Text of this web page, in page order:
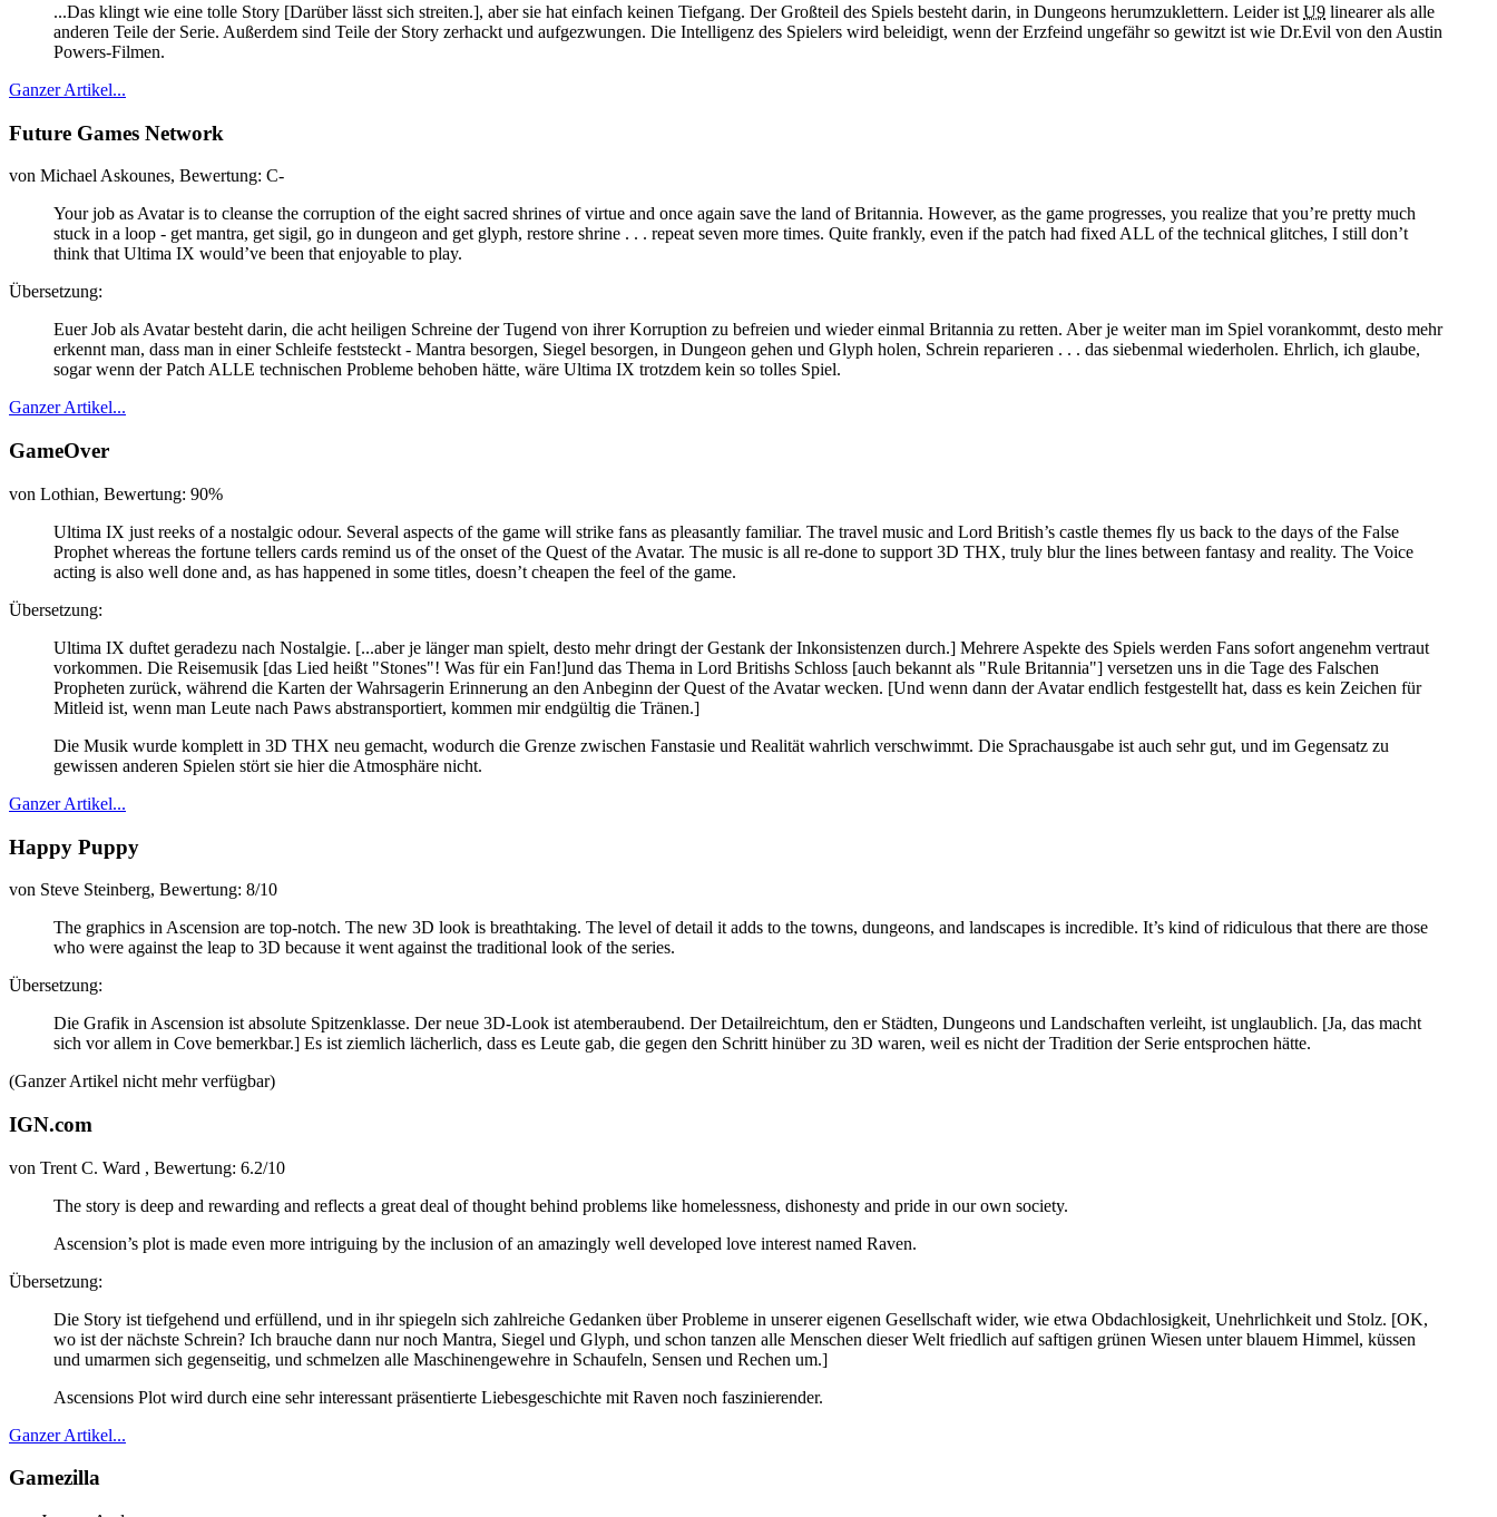
...Das klingt wie eine tolle Story [Darüber lässt sich streiten.], aber sie hat einfach keinen Tiefgang. Der Großteil des Spiels besteht darin, in Dungeons herumzuklettern. Leider ist U9 linearer als alle
anderen Teile der Serie. Außerdem sind Teile der Story zerhackt und aufgezwungen. Die Intelligenz des Spielers wird beleidigt, wenn der Erzfeind ungefähr so gewitzt ist wie Dr.Evil von den Austin
Powers-Filmen.
Ganzer Artikel...
Future Games Network
von Michael Askounes, Bewertung: C-
Your job as Avatar is to cleanse the corruption of the eight sacred shrines of virtue and once again save the land of Britannia. However, as the game progresses, you realize that you’re pretty much
stuck in a loop - get mantra, get sigil, go in dungeon and get glyph, restore shrine . . . repeat seven more times. Quite frankly, even if the patch had fixed ALL of the technical glitches, I still don’t
think that Ultima IX would’ve been that enjoyable to play.
Übersetzung:
Euer Job als Avatar besteht darin, die acht heiligen Schreine der Tugend von ihrer Korruption zu befreien und wieder einmal Britannia zu retten. Aber je weiter man im Spiel vorankommt, desto mehr
erkennt man, dass man in einer Schleife feststeckt - Mantra besorgen, Siegel besorgen, in Dungeon gehen und Glyph holen, Schrein reparieren . . . das siebenmal wiederholen. Ehrlich, ich glaube,
sogar wenn der Patch ALLE technischen Probleme behoben hätte, wäre Ultima IX trotzdem kein so tolles Spiel.
Ganzer Artikel...
GameOver
von Lothian, Bewertung: 90%
Ultima IX just reeks of a nostalgic odour. Several aspects of the game will strike fans as pleasantly familiar. The travel music and Lord British’s castle themes fly us back to the days of the False
Prophet whereas the fortune tellers cards remind us of the onset of the Quest of the Avatar. The music is all re-done to support 3D THX, truly blur the lines between fantasy and reality. The Voice
acting is also well done and, as has happened in some titles, doesn’t cheapen the feel of the game.
Übersetzung:
Ultima IX duftet geradezu nach Nostalgie. [...aber je länger man spielt, desto mehr dringt der Gestank der Inkonsistenzen durch.] Mehrere Aspekte des Spiels werden Fans sofort angenehm vertraut
vorkommen. Die Reisemusik [das Lied heißt "Stones"! Was für ein Fan!]und das Thema in Lord Britishs Schloss [auch bekannt als "Rule Britannia"] versetzen uns in die Tage des Falschen
Propheten zurück, während die Karten der Wahrsagerin Erinnerung an den Anbeginn der Quest of the Avatar wecken. [Und wenn dann der Avatar endlich festgestellt hat, dass es kein Zeichen für
Mitleid ist, wenn man Leute nach Paws abstransportiert, kommen mir endgültig die Tränen.]
Die Musik wurde komplett in 3D THX neu gemacht, wodurch die Grenze zwischen Fanstasie und Realität wahrlich verschwimmt. Die Sprachausgabe ist auch sehr gut, und im Gegensatz zu
gewissen anderen Spielen stört sie hier die Atmosphäre nicht.
Ganzer Artikel...
Happy Puppy
von Steve Steinberg, Bewertung: 8/10
The graphics in Ascension are top-notch. The new 3D look is breathtaking. The level of detail it adds to the towns, dungeons, and landscapes is incredible. It’s kind of ridiculous that there are those
who were against the leap to 3D because it went against the traditional look of the series.
Übersetzung:
Die Grafik in Ascension ist absolute Spitzenklasse. Der neue 3D-Look ist atemberaubend. Der Detailreichtum, den er Städten, Dungeons und Landschaften verleiht, ist unglaublich. [Ja, das macht
sich vor allem in Cove bemerkbar.] Es ist ziemlich lächerlich, dass es Leute gab, die gegen den Schritt hinüber zu 3D waren, weil es nicht der Tradition der Serie entsprochen hätte.
(Ganzer Artikel nicht mehr verfügbar)
IGN.com
von Trent C. Ward , Bewertung: 6.2/10
The story is deep and rewarding and reflects a great deal of thought behind problems like homelessness, dishonesty and pride in our own society.
Ascension’s plot is made even more intriguing by the inclusion of an amazingly well developed love interest named Raven.
Übersetzung:
Die Story ist tiefgehend und erfüllend, und in ihr spiegeln sich zahlreiche Gedanken über Probleme in unserer eigenen Gesellschaft wider, wie etwa Obdachlosigkeit, Unehrlichkeit und Stolz. [OK,
wo ist der nächste Schrein? Ich brauche dann nur noch Mantra, Siegel und Glyph, und schon tanzen alle Menschen dieser Welt friedlich auf saftigen grünen Wiesen unter blauem Himmel, küssen
und umarmen sich gegenseitig, und schmelzen alle Maschinengewehre in Schaufeln, Sensen und Rechen um.]
Ascensions Plot wird durch eine sehr interessant präsentierte Liebesgeschichte mit Raven noch faszinierender.
Ganzer Artikel...
Gamezilla